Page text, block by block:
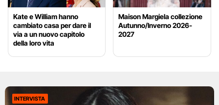
Kate e William hanno
cambiato casa per dare il
via a un nuovo capitolo
della loro vita
Maison Margiela collezione
Autunno/Inverno 2026-
2027
INTERVISTA